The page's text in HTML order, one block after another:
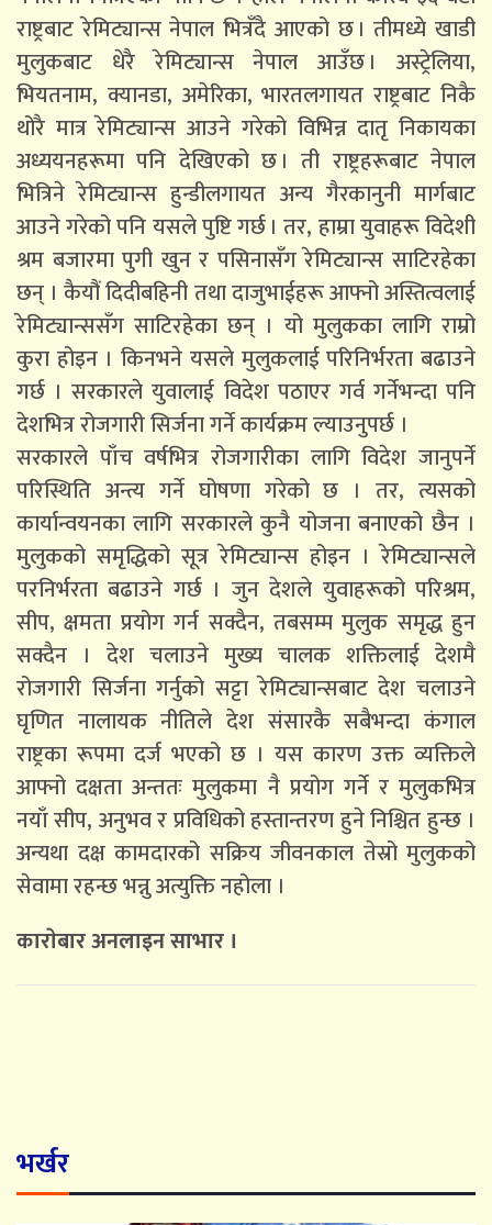
राष्ट्रबाट रेमिट्यान्स नेपाल भित्रँदै आएको छ । तीमध्ये खाडी
मुलुकबाट धेरै रेमिट्यान्स नेपाल आउँछ । अस्ट्रेलिया,
भियतनाम, क्यानडा, अमेरिका, भारतलगायत राष्ट्रबाट निकै
थोरै मात्र रेमिट्यान्स आउने गरेको विभिन्न दातृ निकायका
अध्ययनहरूमा पनि देखिएको छ । ती राष्ट्रहरूबाट नेपाल
भित्रिने रेमिट्यान्स हुन्डीलगायत अन्य गैरकानुनी मार्गबाट
आउने गरेको पनि यसले पुष्टि गर्छ । तर, हाम्रा युवाहरू विदेशी
श्रम बजारमा पुगी खुन र पसिनासँग रेमिट्यान्स साटिरहेका
छन् । कैयौं दिदीबहिनी तथा दाजुभाईहरू आफ्नो अस्तित्वलाई
रेमिट्यान्ससँग साटिरहेका छन् । यो मुलुकका लागि राम्रो
कुरा होइन । किनभने यसले मुलुकलाई परिनिर्भरता बढाउने
गर्छ । सरकारले युवालाई विदेश पठाएर गर्व गर्नेभन्दा पनि
देशभित्र रोजगारी सिर्जना गर्ने कार्यक्रम ल्याउनुपर्छ ।
सरकारले पाँच वर्षभित्र रोजगारीका लागि विदेश जानुपर्ने
परिस्थिति अन्त्य गर्ने घोषणा गरेको छ । तर, त्यसको
कार्यान्वयनका लागि सरकारले कुनै योजना बनाएको छैन ।
मुलुकको समृद्धिको सूत्र रेमिट्यान्स होइन । रेमिट्यान्सले
परनिर्भरता बढाउने गर्छ । जुन देशले युवाहरूको परिश्रम,
सीप, क्षमता प्रयोग गर्न सक्दैन, तबसम्म मुलुक समृद्ध हुन
सक्दैन । देश चलाउने मुख्य चालक शक्तिलाई देशमै
रोजगारी सिर्जना गर्नुको सट्टा रेमिट्यान्सबाट देश चलाउने
घृणित नालायक नीतिले देश संसारकै सबैभन्दा कंगाल
राष्ट्रका रूपमा दर्ज भएको छ । यस कारण उक्त व्यक्तिले
आफ्नो दक्षता अन्ततः मुलुकमा नै प्रयोग गर्ने र मुलुकभित्र
नयाँ सीप, अनुभव र प्रविधिको हस्तान्तरण हुने निश्चित हुन्छ ।
अन्यथा दक्ष कामदारको सक्रिय जीवनकाल तेस्रो मुलुकको
सेवामा रहन्छ भन्नु अत्युक्ति नहोला ।
काराेबार अनलाइन साभार ।
भर्खर